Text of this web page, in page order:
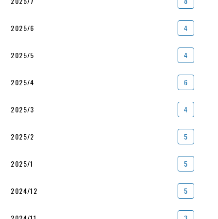
2025/6 4
2025/5 4
2025/4 6
2025/3 4
2025/2 5
2025/1 5
2024/12 5